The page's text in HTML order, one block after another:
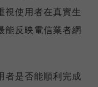
視使用者在真實生
能反映電信業者網
者是否能順利完成